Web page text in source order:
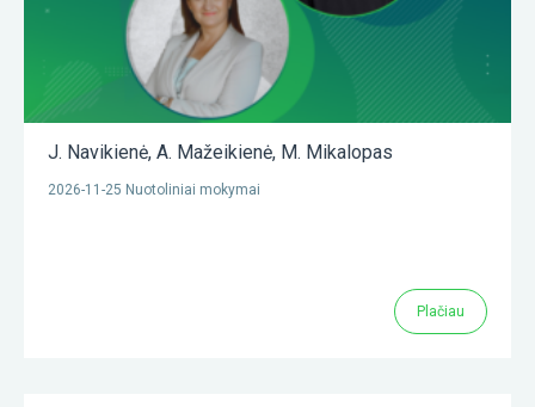
J. Navikienė, A. Mažeikienė, M. Mikalopas
2026-11-25 Nuotoliniai mokymai
Plačiau